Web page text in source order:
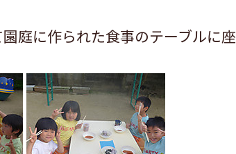
庭に作られた食事のテーブルに座